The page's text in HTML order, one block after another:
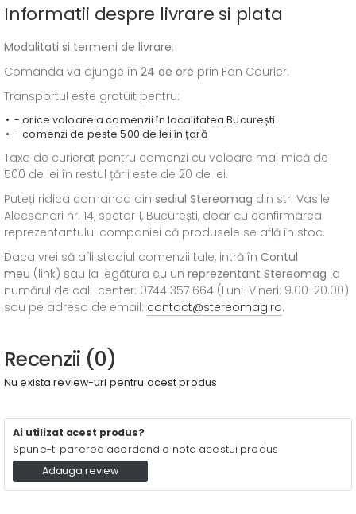
Informatii despre livrare si plata
Modalitati si termeni de livrare:
Comanda va ajunge în 24 de ore prin Fan Courier.
Transportul este gratuit pentru:
- orice valoare a comenzii în localitatea București
- comenzi de peste 500 de lei în țară
Taxa de curierat pentru comenzi cu valoare mai mică de
500 de lei în restul țării este de 20 de lei.
Puteți ridica comanda din sediul Stereomag din str. Vasile
Alecsandri nr. 14, sector 1, București, doar cu confirmarea
reprezentantului companiei că produsele se află în stoc.
Daca vrei să afli stadiul comenzii tale, intră în Contul
meu (link) sau ia legătura cu un reprezentant Stereomag la
numărul de call-center: 0744 357 664 (Luni-Vineri: 9.00-20.00)
sau pe adresa de email: contact@stereomag.ro.
Recenzii (0)
Nu exista review-uri pentru acest produs
Ai utilizat acest produs?
Spune-ti parerea acordand o nota acestui produs
Adauga review